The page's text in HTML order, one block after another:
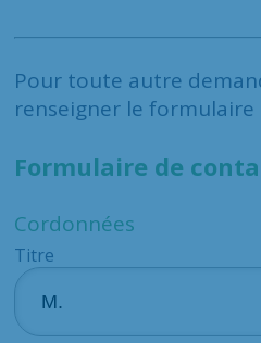
Pour toute autre
renseigner le formulaire
Formulaire de
Cordonnées
Titre